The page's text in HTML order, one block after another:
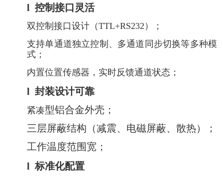
l 控制接口灵活
双控制接口设计（TTL+RS232）；
支持单通道独立控制、多通道同步切换等多种模
式；
内置位置传感器，实时反馈通道状态；
l 封装设计可靠
紧凑型铝合金外壳；
三层屏蔽结构（减震、电磁屏蔽、散热）；
工作温度范围宽；
l 标准化配置